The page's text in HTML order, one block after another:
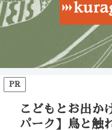
PR
こどもとお出か
パーク】鳥と触